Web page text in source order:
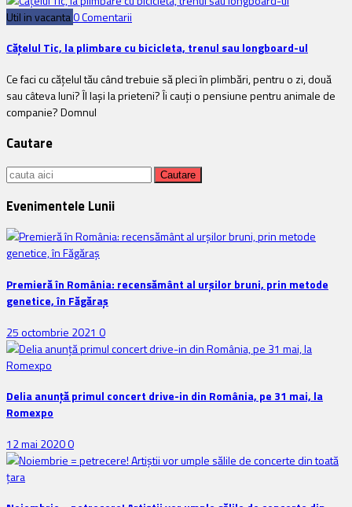
Util in vacanta0 Comentarii
Cățelul Tic, la plimbare cu bicicleta, trenul sau longboard-ul
Ce faci cu cățelul tău când trebuie să pleci în plimbări, pentru o zi, două
sau câteva luni? Îl lași la prieteni? Îi cauți o pensiune pentru animale de
companie? Domnul
Cautare
Cauta:
Evenimentele Lunii
Premieră în România: recensământ al urșilor bruni, prin metode
genetice, în Făgăraș
25 octombrie 2021 0
Delia anunţă primul concert drive-in din România, pe 31 mai, la
Romexpo
12 mai 20200